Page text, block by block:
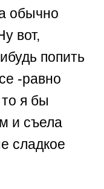
обычно
вот,
попить
-равно
я бы
и съела
сладкое